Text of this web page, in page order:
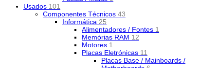
Usados 101
Componentes Técnicos 43
Informática 25
Alimentadores / Fontes 1
Memórias RAM 12
Motores 1
Placas Eletrónicas 11
Placas Base / Mainboards /